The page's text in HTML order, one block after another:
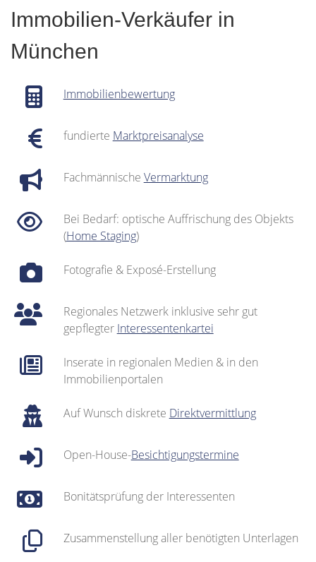
Immobilien-Verkäufer in
München
Immobilienbewertung
fundierte Marktpreisanalyse
Fachmännische Vermarktung
Bei Bedarf: optische Auffrischung des Objekts
(Home Staging)
Fotografie & Exposé-Erstellung
Regionales Netzwerk inklusive sehr gut
gepflegter Interessentenkartei
Inserate in regionalen Medien & in den
Immobilienportalen
Auf Wunsch diskrete Direktvermittlung
Open-House-Besichtigungstermine
Bonitätsprüfung der Interessenten
Zusammenstellung aller benötigten Unterlagen